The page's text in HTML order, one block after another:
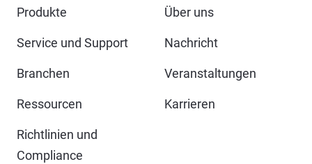
Produkte
Über uns
Service und Support Nachricht
Branchen Veranstaltungen
Ressourcen Karrieren
Richtlinien und
Compliance